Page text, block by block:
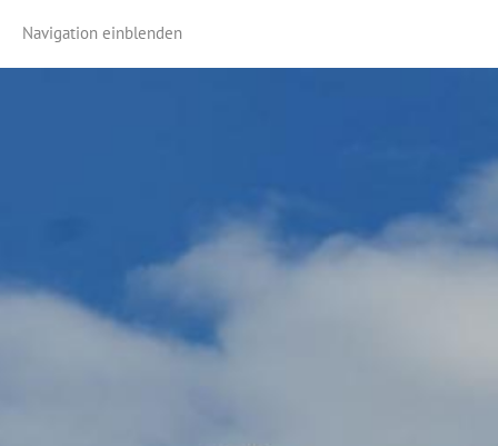
Navigation einblenden